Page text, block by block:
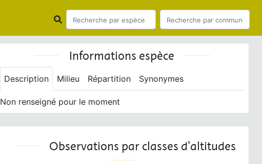
Informations espèce
Description Milieu Répartition Synonymes
Non renseigné pour le moment
Observations par classes d'altitudes